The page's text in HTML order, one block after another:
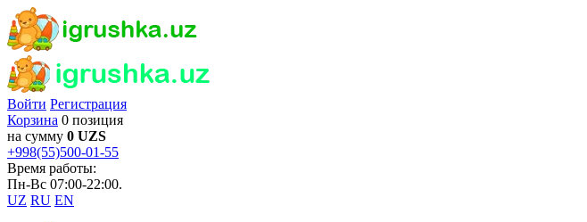
Войти Регистрация
Корзина 0 позиция
на сумму 0 UZS
+998(55)500-01-55
Время работы:
Пн-Вс 07:00-22:00.
UZ RU EN